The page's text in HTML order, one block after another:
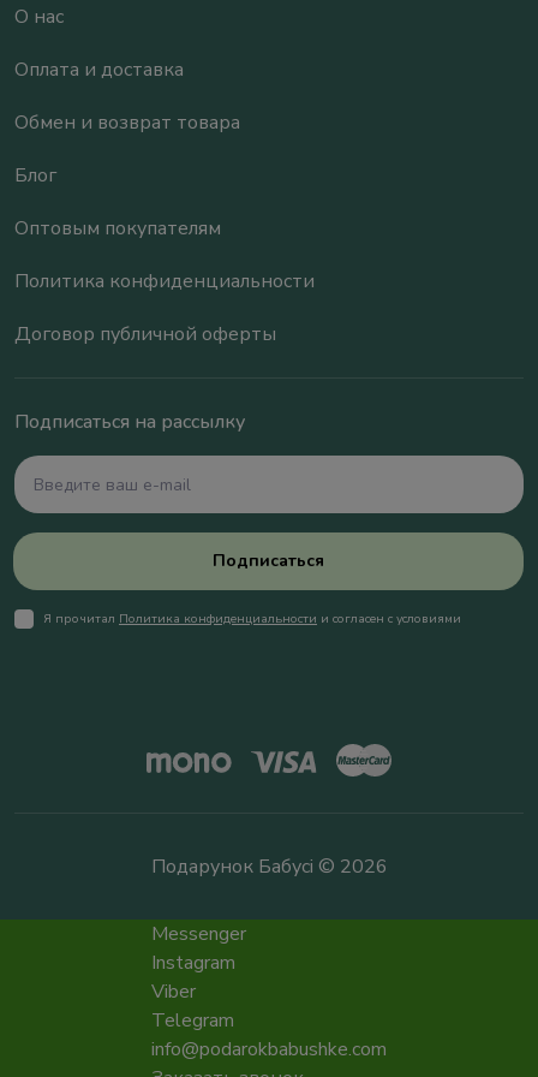
О нас
Оплата и доставка
Обмен и возврат товара
Блог
Оптовым покупателям
Политика конфиденциальности
Договор публичной оферты
Подписаться на рассылку
Подписаться
Я прочитал Политика конфиденциальности и согласен с условиями
Подарунок Бабусі © 2026
Messenger
Instagram
Viber
Telegram
info@podarokbabushke.com